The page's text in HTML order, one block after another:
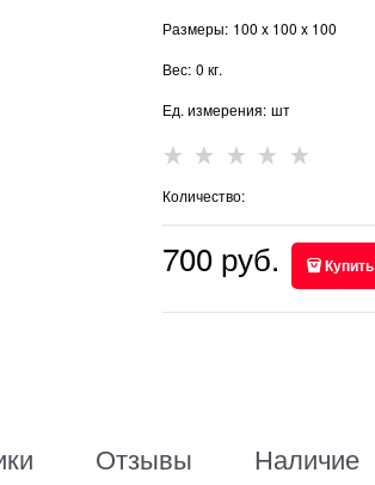
Размеры: 100 x 100 x 100
Вес: 0 кг.
Ед. измерения: шт
Количество:
700 руб. Купить
Отзывы Наличие